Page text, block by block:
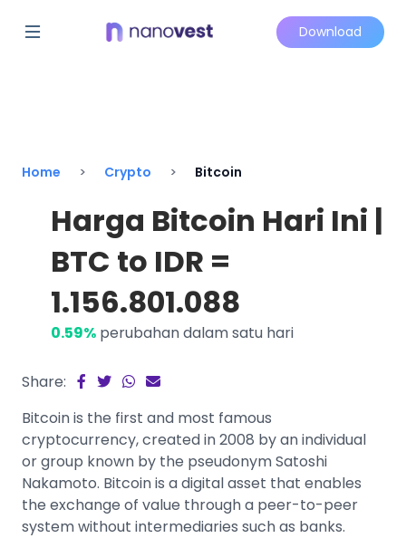
Download
Home Crypto Bitcoin
Harga Bitcoin Hari Ini |
BTC to IDR =
1.156.801.088
0.59% perubahan dalam satu hari
Share:
Bitcoin is the first and most famous
cryptocurrency, created in 2008 by an individual
or group known by the pseudonym Satoshi
Nakamoto. Bitcoin is a digital asset that enables
the exchange of value through a peer-to-peer
system without intermediaries such as banks.